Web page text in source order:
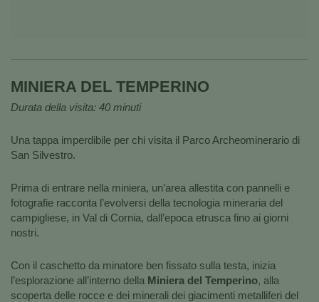
MINIERA DEL TEMPERINO
Durata della visita: 40 minuti
Una tappa imperdibile per chi visita il Parco Archeominerario di
San Silvestro.
Prima di entrare nella miniera, un’area allestita con pannelli e
fotografie racconta l’evolversi della tecnologia mineraria del
campigliese, in Val di Cornia, dall’epoca etrusca fino ai giorni
nostri.
Con il caschetto da minatore ben fissato sulla testa, inizia
l’esplorazione all’interno della Miniera del Temperino, alla
scoperta delle rocce e dei minerali dei giacimenti metalliferi del